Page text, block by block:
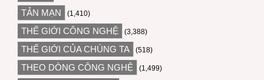
TẢN MẠN (1,410)
THẾ GIỚI CÔNG NGHỆ (3,388)
THẾ GIỚI CỦA CHÚNG TA (518)
THEO DÒNG CÔNG NGHỆ (1,499)